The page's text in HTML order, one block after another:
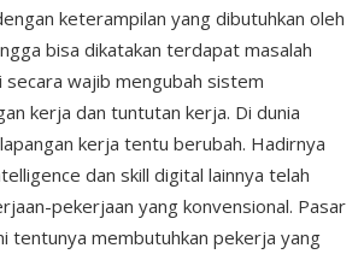
keterampilan yang dibutuhkan oleh
bisa dikatakan terdapat masalah
wajib mengubah sistem
kerja dan tuntutan kerja. Di dunia
kerja tentu berubah. Hadirnya
dan skill digital lainnya telah
pekerjaan yang konvensional. Pasar
tentunya membutuhkan pekerja yang